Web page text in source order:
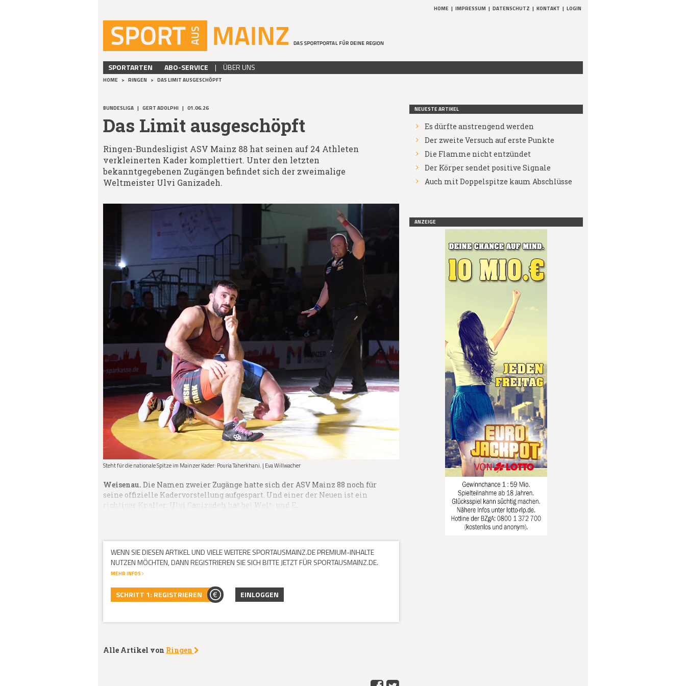
HOME | IMPRESSUM | DATENSCHUTZ | KONTAKT | LOGIN
SPORTARTEN ABO-SERVICE | ÜBER UNS
HOME > RINGEN > DAS LIMIT AUSGESCHÖPFT
BUNDESLIGA | GERT ADOLPHI | 01.06.26
Das Limit ausgeschöpft
Ringen-Bundesligist ASV Mainz 88 hat seinen auf 24 Athleten
verkleinerten Kader komplettiert. Unter den letzten
bekanntgegebenen Zugängen befindet sich der zweimalige
Weltmeister Ulvi Ganizadeh.
Steht für die nationale Spitze im Mainzer Kader: Pouria Taherkhani. | Eva Willwacher
Weisenau. Die Namen zweier Zugänge hatte sich der ASV Mainz 88 noch für
seine offizielle Kadervorstellung aufgespart. Und einer der Neuen ist ein
richtiger Knaller: Ulvi Ganizadeh hat bei Welt- und E…
WENN SIE DIESEN ARTIKEL UND VIELE WEITERE SPORTAUSMAINZ.DE PREMIUM-INHALTE
NUTZEN MÖCHTEN, DANN REGISTRIEREN SIE SICH BITTE JETZT FÜR SPORTAUSMAINZ.DE.
MEHR INFOS
SCHRITT 1: REGISTRIEREN EINLOGGEN
Alle Artikel von Ringen
NEUESTE ARTIKEL
Es dürfte anstrengend werden
Der zweite Versuch auf erste Punkte
Die Flamme nicht entzündet
Der Körper sendet positive Signale
Auch mit Doppelspitze kaum Abschlüsse
ANZEIGE